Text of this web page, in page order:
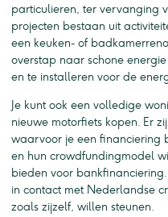
particulieren, ter vervanging
projecten bestaan uit
een keuken- of
overstap naar schone
en te installeren voor de
Je kunt ook een volledige
nieuwe motorfiets kopen. Er
waarvoor je een financiering
en hun crowdfundingmodel
bieden voor
in contact met Nederlandse
zoals zijzelf, willen steunen.